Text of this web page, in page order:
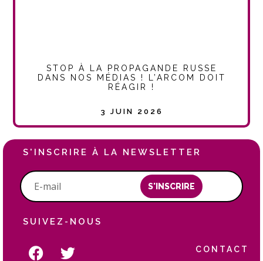
STOP À LA PROPAGANDE RUSSE
DANS NOS MÉDIAS ! L’ARCOM DOIT
RÉAGIR !
3 JUIN 2026
S'INSCRIRE À LA NEWSLETTER
S'INSCRIRE
SUIVEZ-NOUS
CONTACT